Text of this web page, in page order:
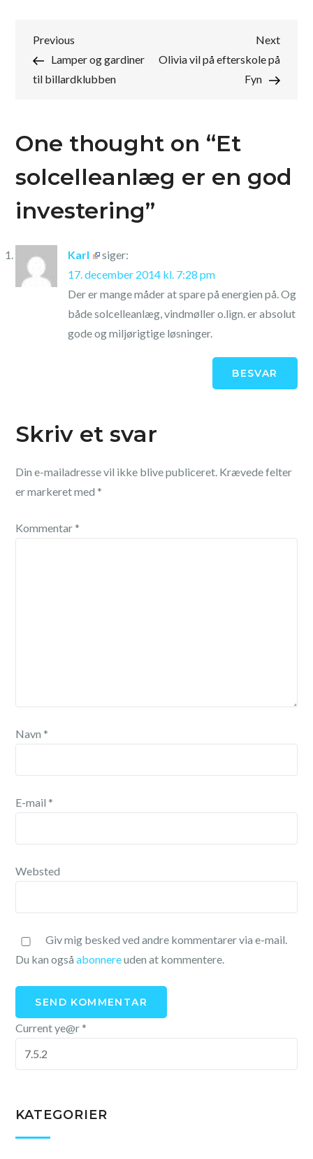
Indlægsnavigation
Previous
Post
Previous
Lamper og gardiner
til billardklubben
Next
Post
Next
Olivia vil på efterskole på
Fyn
One thought on “Et
solcelleanlæg er en god
investering”
Karl
siger:
17. december 2014 kl. 7:28 pm
Der er mange måder at spare på energien på. Og
både solcelleanlæg, vindmøller o.lign. er absolut
gode og miljørigtige løsninger.
BESVAR
Skriv et svar
Din e-mailadresse vil ikke blive publiceret. Krævede felter
er markeret med*
Kommentar*
Navn*
E-mail*
Websted
Giv mig besked ved andre kommentarer via e-mail.
Du kan ogsåabonnereuden at kommentere.
Current ye@r*
KATEGORIER